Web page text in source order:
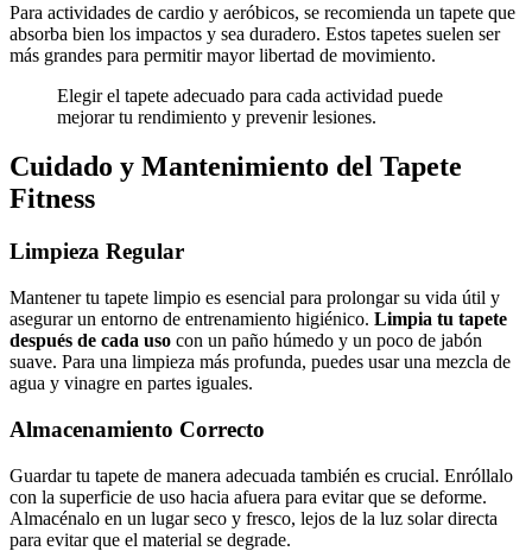
Para actividades de cardio y aeróbicos, se recomienda un tapete que
absorba bien los impactos y sea duradero. Estos tapetes suelen ser
más grandes para permitir mayor libertad de movimiento.
Elegir el tapete adecuado para cada actividad puede
mejorar tu rendimiento y prevenir lesiones.
Cuidado y Mantenimiento del Tapete
Fitness
Limpieza Regular
Mantener tu tapete limpio es esencial para prolongar su vida útil y
asegurar un entorno de entrenamiento higiénico. Limpia tu tapete
después de cada uso con un paño húmedo y un poco de jabón
suave. Para una limpieza más profunda, puedes usar una mezcla de
agua y vinagre en partes iguales.
Almacenamiento Correcto
Guardar tu tapete de manera adecuada también es crucial. Enróllalo
con la superficie de uso hacia afuera para evitar que se deforme.
Almacénalo en un lugar seco y fresco, lejos de la luz solar directa
para evitar que el material se degrade.